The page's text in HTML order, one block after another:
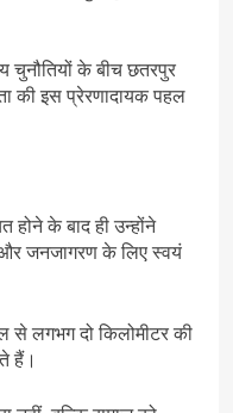
चुनौतियों के बीच छतरपुर
की इस प्रेरणादायक पहल
होने के बाद ही उन्होंने
और जनजागरण के लिए स्वयं
से लगभग दो किलोमीटर की
हैं।